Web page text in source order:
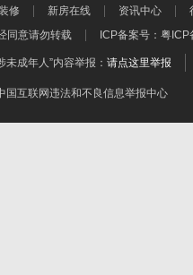
修 新房在线 资讯中心
同意请勿转载 ICP备案号： 粤ICP
未成年人”内容举报： 请点这里举报